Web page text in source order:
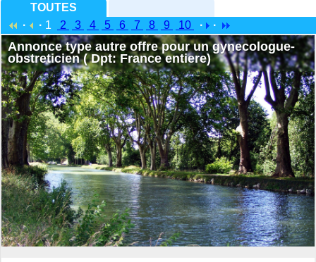
TOUTES
·
· 1 2 3 4 5 6 7 8 9 10 · ·
Annonce type autre offre pour un gynecologue-
obstreticien ( Dpt: France entiere)